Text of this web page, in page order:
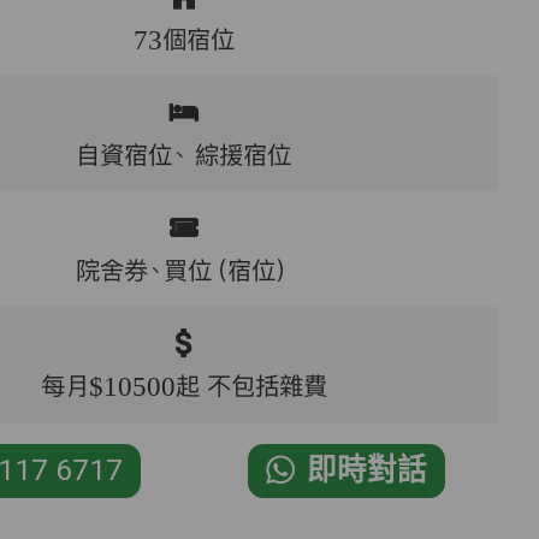
73個宿位
自資宿位、 綜援宿位
院舍券、買位（宿位）
每月$10500起 不包括雜費
6717 即時對話